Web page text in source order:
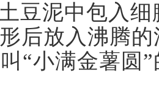
豆泥中包入
后放入沸腾
“小满金薯圆